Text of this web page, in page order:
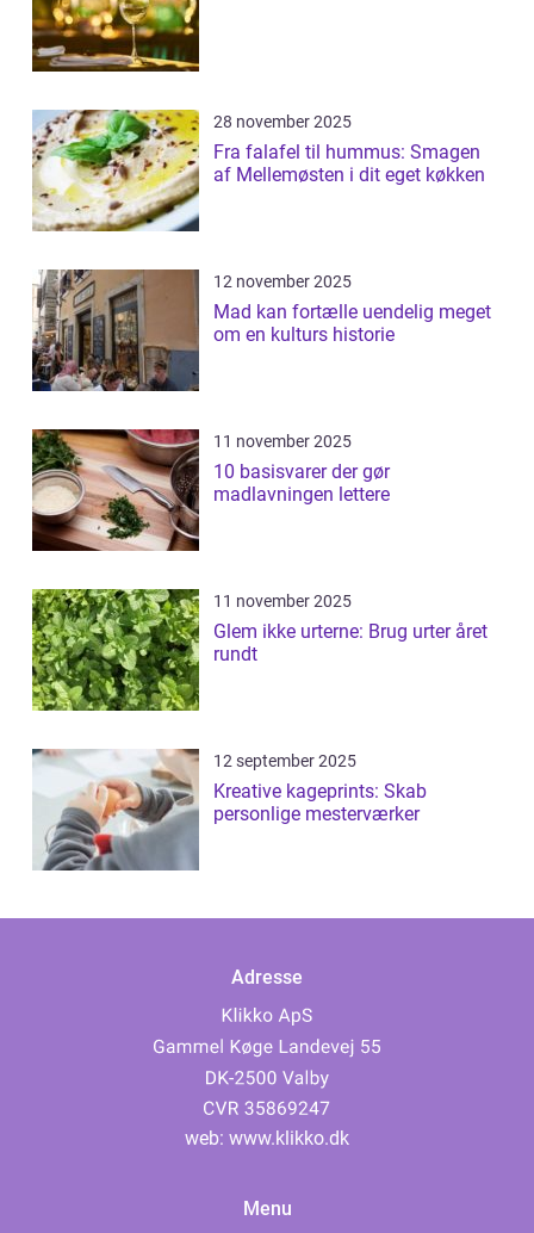
28 november 2025
Fra falafel til hummus: Smagen
af Mellemøsten i dit eget køkken
12 november 2025
Mad kan fortælle uendelig meget
om en kulturs historie
11 november 2025
10 basisvarer der gør
madlavningen lettere
11 november 2025
Glem ikke urterne: Brug urter året
rundt
12 september 2025
Kreative kageprints: Skab
personlige mesterværker
Adresse
web: www.klikko.dk
Menu